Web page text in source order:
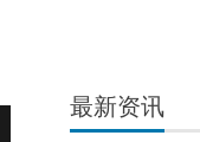
最新资讯